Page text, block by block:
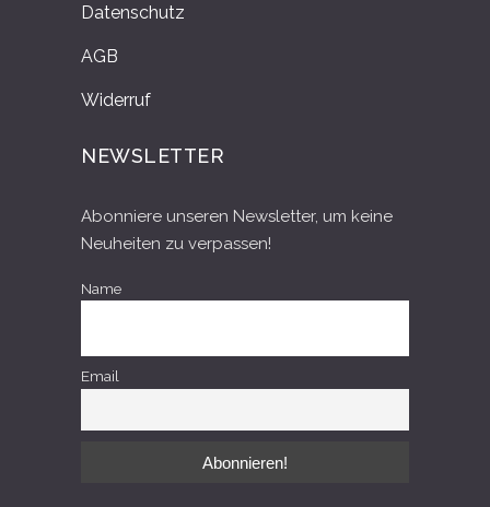
Datenschutz
AGB
Widerruf
NEWSLETTER
Abonniere unseren Newsletter, um keine
Neuheiten zu verpassen!
Name
Email